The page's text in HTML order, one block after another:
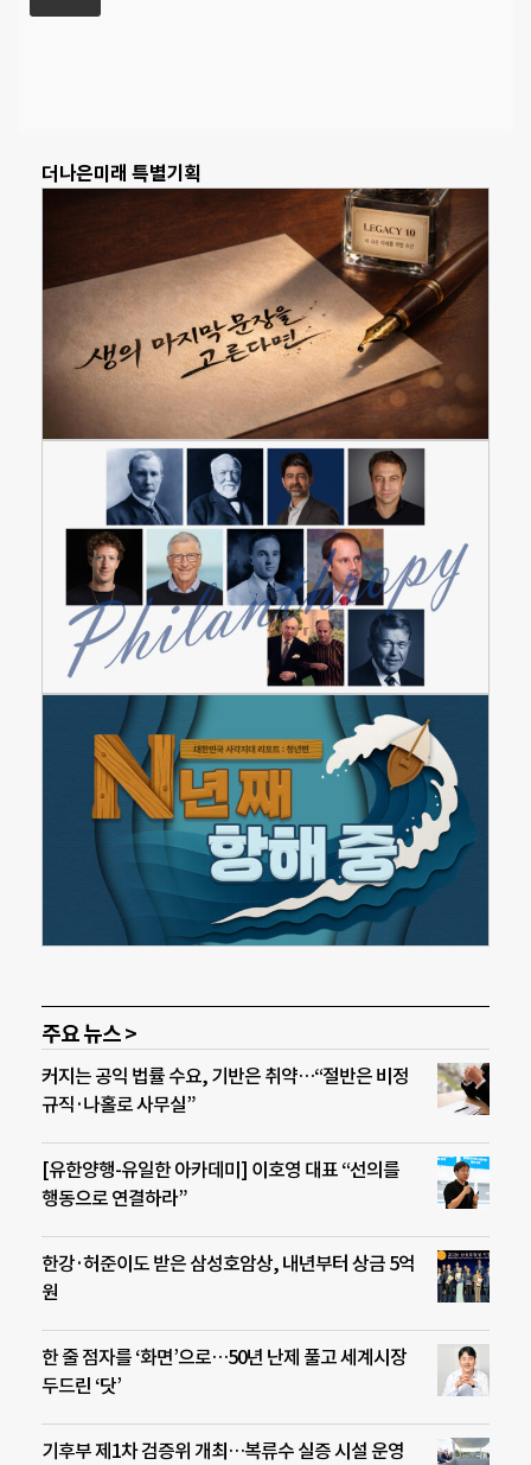
더나은미래 특별기획
주요 뉴스 >
커지는 공익 법률 수요, 기반은 취약…“절반은 비정
규직·나홀로 사무실”
[유한양행-유일한 아카데미] 이호영 대표 “선의를
행동으로 연결하라”
한강·허준이도 받은 삼성호암상, 내년부터 상금 5억
원
한 줄 점자를 ‘화면’으로…50년 난제 풀고 세계시장
두드린 ‘닷’
기후부 제1차 검증위 개최…복류수 실증 시설 운영